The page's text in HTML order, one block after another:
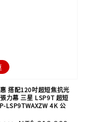
搭配120吋超短焦抗光
力幕 三星 LSP9T 超短
LSP9TWAXZW 4K 公